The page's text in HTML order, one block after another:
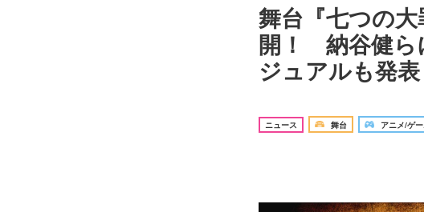
舞台『七つの
開！ 納谷健ら
ジュアルも発表
ニュース 舞台 アニメ/ゲ